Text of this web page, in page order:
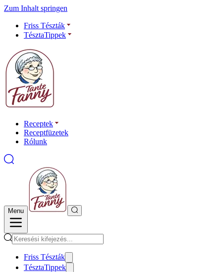
Zum Inhalt springen
Friss Tészták
TésztaTippek
Receptek
Receptfüzetek
Rólunk
Menu
Friss Tészták
TésztaTippek